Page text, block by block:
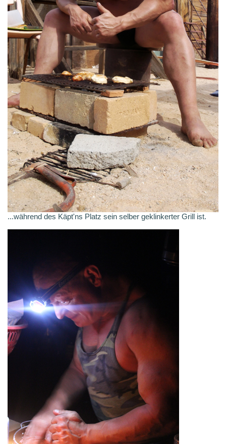
...während des Käpt'ns Platz sein selber geklinkerter Grill ist.